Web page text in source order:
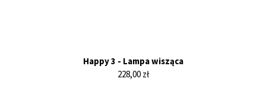
Happy 3 - Lampa wisząca
Cena
228,00 zł